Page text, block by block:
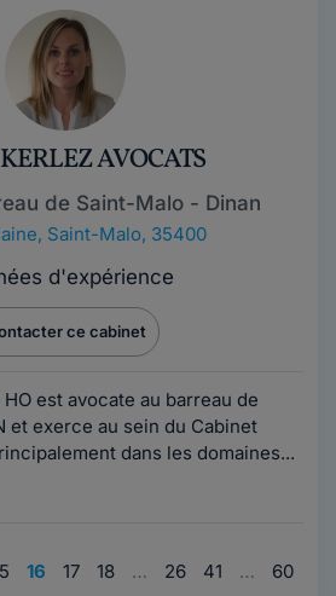
AVOCATS
de Saint-Malo - Dinan
, Saint-Malo, 35400
d'expérience
ce cabinet
est avocate au barreau de
et exerce au sein du Cabinet
dans les domaines...
16 17 18 … 26 41 … 60